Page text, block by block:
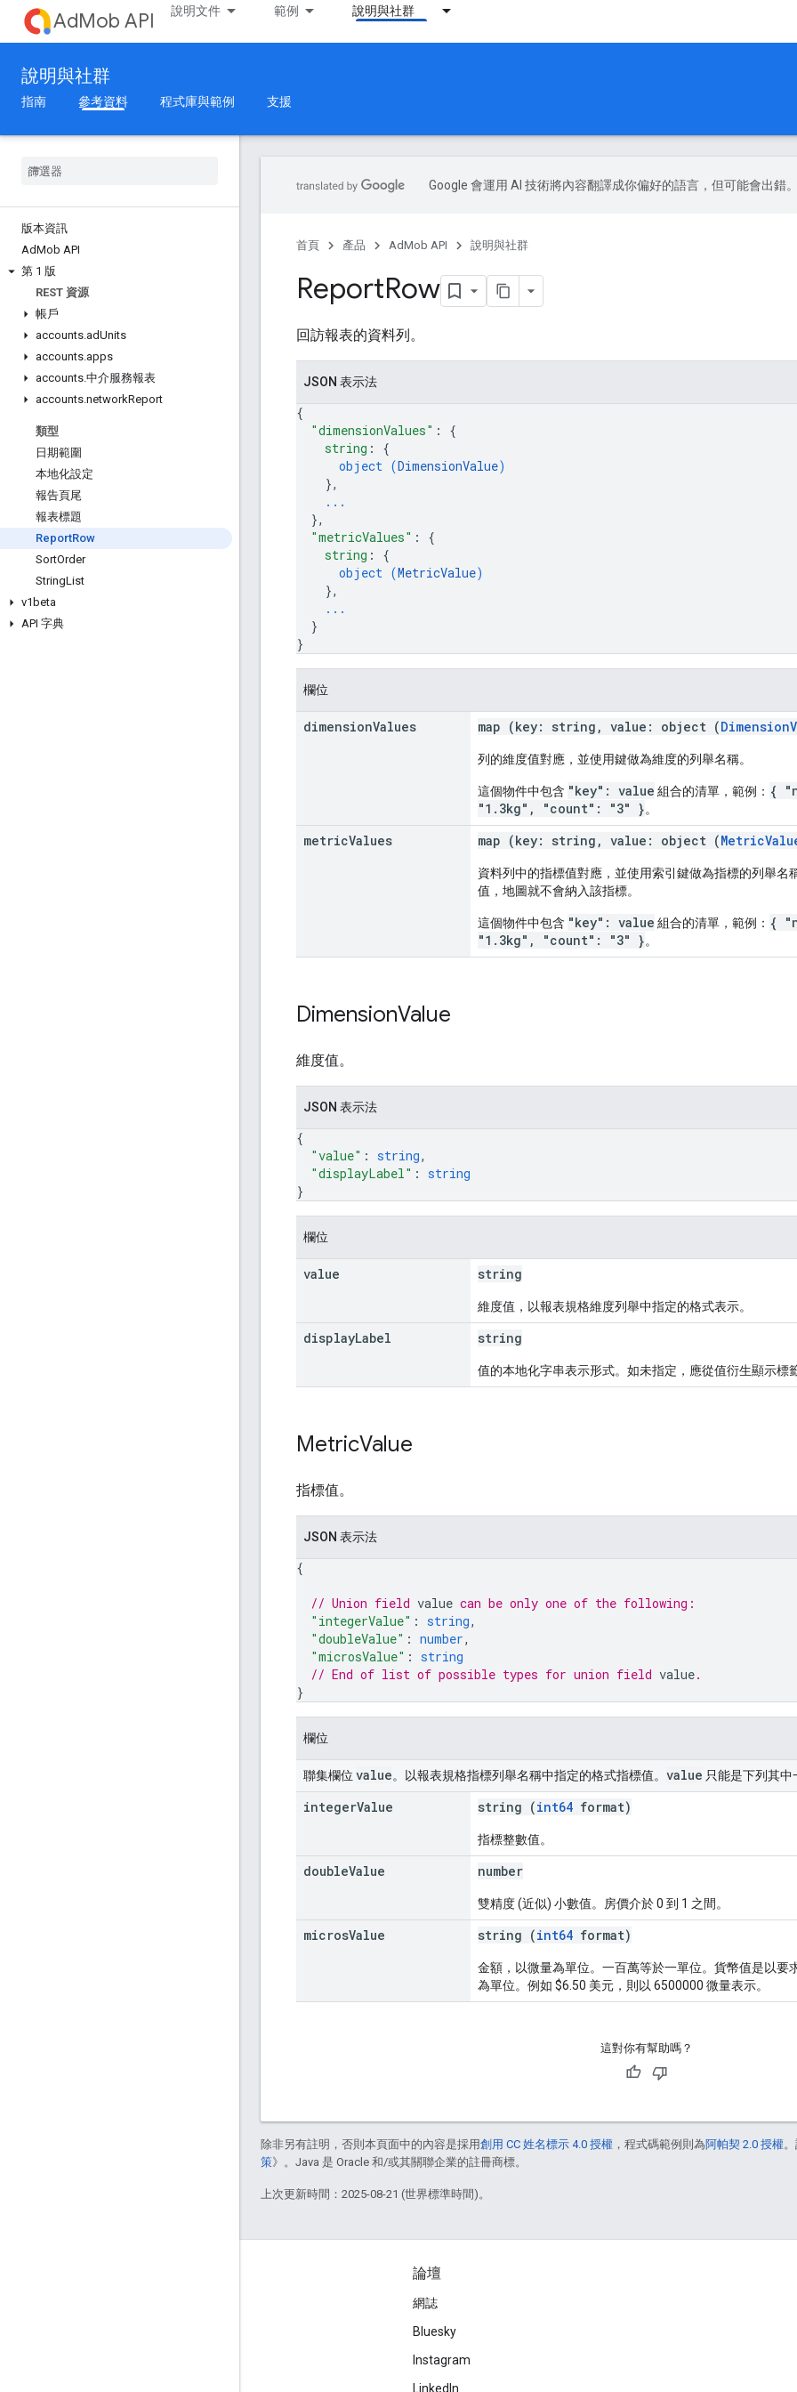
AdMob API 說明文件 範例 說明與社群
說明與社群
指南 參考資料 程式庫與範例 支援
版本資訊
AdMob API
第 1 版
REST 資源
帳戶
accounts.adUnits
accounts.apps
accounts.中介服務報表
accounts.networkReport
類型
日期範圍
本地化設定
報告頁尾
報表標題
ReportRow
SortOrder
StringList
v1beta
API 字典
Google 會運用 AI 技術將內容翻譯成你偏好的語言，但可能會出錯
首頁 產品 AdMob API 說明與社群
ReportRow
回訪報表的資料列。
JSON 表示法
{
"dimensionValues" : {
string : {
object (DimensionValue)
},
...
},
"metricValues" : {
string : {
object (MetricValue)
},
...
}
}
欄位
dimensionValues map (key: string, value: object (
列的維度值對應，並使用鍵做為維度的列舉名稱。
這個物件中包含 "key": value 組合的清單，範例： {
"1.3kg", "count": "3" }。
metricValues map (key: string, value: object (
資料列中的指標值對應，並使用索引鍵做為指標的列舉名
值，地圖就不會納入該指標。
這個物件中包含 "key": value 組合的清單，範例： {
"1.3kg", "count": "3" }。
DimensionValue
維度值。
JSON 表示法
{
"value" : string,
"displayLabel" : string
}
欄位
value string
維度值，以報表規格維度列舉中指定的格式表示。
displayLabel string
值的本地化字串表示形式。如未指定，應從值衍生顯示標
MetricValue
指標值。
JSON 表示法
{
// Union field value can be only one of the following:
"integerValue" : string,
"doubleValue" : number,
"microsValue" : string
// End of list of possible types for union field value.
}
欄位
聯集欄位 value。以報表規格指標列舉名稱中指定的格式指標值。 value 只能是下列其中
integerValue string (int64 format)
指標整數值。
doubleValue number
雙精度 (近似) 小數值。房價介於 0 到 1 之間。
microsValue string (int64 format)
金額，以微量為單位。一百萬等於一單位。貨幣值是以要
為單位。例如 $6.50 美元，則以 6500000 微量表示。
這對你有幫助嗎？
除非另有註明，否則本頁面中的內容是採用創用 CC 姓名標示 4.0 授權 ，程式碼範例則為阿帕契 2.0 授權
策》。Java 是 Oracle 和/或其關聯企業的註冊商標。
上次更新時間：2025-08-21 (世界標準時間)。
論壇
網誌
Bluesky
Instagram
LinkedIn